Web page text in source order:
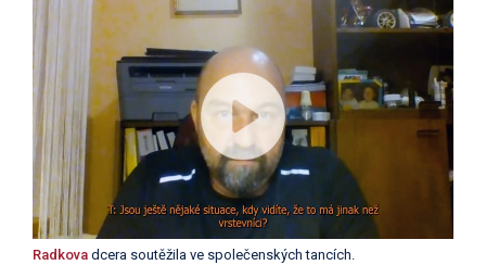
Radkova dcera soutěžila ve společenských tancích.